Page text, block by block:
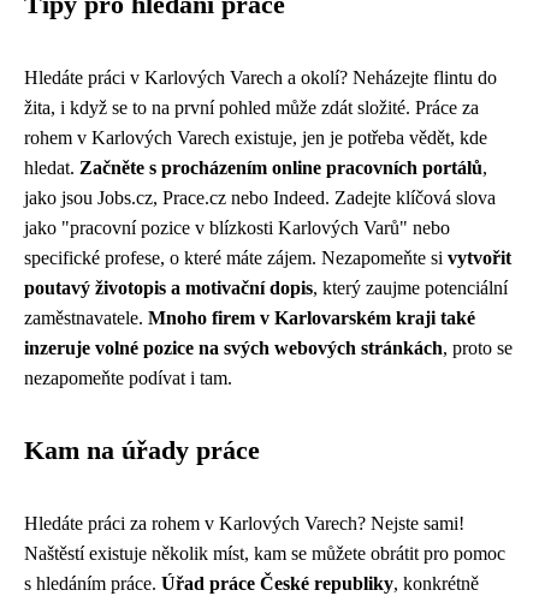
Hledáte práci v Karlových Varech a okolí? Neházejte flintu do
žita, i když se to na první pohled může zdát složité. Práce za
rohem v Karlových Varech existuje, jen je potřeba vědět, kde
hledat. Začněte s procházením online pracovních portálů,
jako jsou Jobs.cz, Prace.cz nebo Indeed. Zadejte klíčová slova
jako "pracovní pozice v blízkosti Karlových Varů" nebo
specifické profese, o které máte zájem. Nezapomeňte si vytvořit
poutavý životopis a motivační dopis, který zaujme potenciální
zaměstnavatele. Mnoho firem v Karlovarském kraji také
inzeruje volné pozice na svých webových stránkách, proto se
nezapomeňte podívat i tam.
Kam na úřady práce
Hledáte práci za rohem v Karlových Varech? Nejste sami!
Naštěstí existuje několik míst, kam se můžete obrátit pro pomoc
s hledáním práce. Úřad práce České republiky, konkrétně